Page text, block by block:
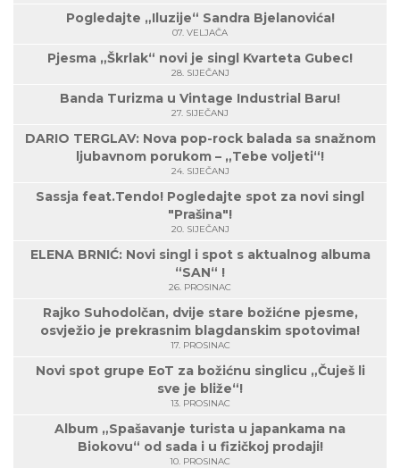
Pogledajte „Iluzije“ Sandra Bjelanovića!
07. VELJAČA
Pjesma „Škrlak“ novi je singl Kvarteta Gubec!
28. SIJEČANJ
Banda Turizma u Vintage Industrial Baru!
27. SIJEČANJ
DARIO TERGLAV: Nova pop-rock balada sa snažnom
ljubavnom porukom – „Tebe voljeti“!
24. SIJEČANJ
Sassja feat.Tendo! Pogledajte spot za novi singl
"Prašina"!
20. SIJEČANJ
ELENA BRNIĆ: Novi singl i spot s aktualnog albuma
“SAN“ !
26. PROSINAC
Rajko Suhodolčan, dvije stare božićne pjesme,
osvježio je prekrasnim blagdanskim spotovima!
17. PROSINAC
Novi spot grupe EoT za božićnu singlicu „Čuješ li
sve je bliže“!
13. PROSINAC
Album „Spašavanje turista u japankama na
Biokovu“ od sada i u fizičkoj prodaji!
10. PROSINAC